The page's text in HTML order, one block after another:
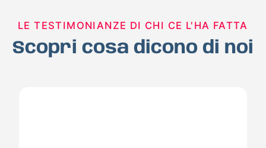
LE TESTIMONIANZE DI CHI CE L'HA FATTA
Scopri cosa dicono di noi